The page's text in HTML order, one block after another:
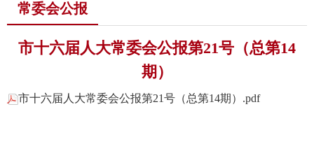
常委会公报
市十六届人大常委会公报第21号（总第14
期）
市十六届人大常委会公报第21号（总第14期）.pdf